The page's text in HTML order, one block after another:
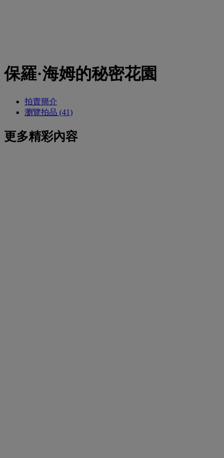
保羅·海姆的秘密花園
拍賣簡介
瀏覽拍品 (41)
更多精彩內容